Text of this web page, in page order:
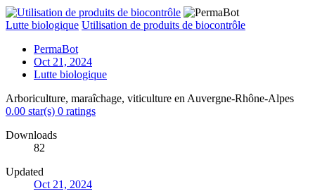
Lutte biologique Utilisation de produits de biocontrôle
PermaBot
Oct 21, 2024
Lutte biologique
Arboriculture, maraîchage, viticulture en Auvergne-Rhône-Alpes
0.00 star(s) 0 ratings
Downloads
82
Updated
Oct 21, 2024